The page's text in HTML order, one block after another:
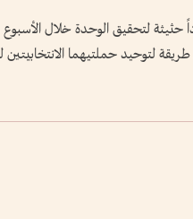
لتحقيق الوحدة خلال
لتوحيد حملتيهما